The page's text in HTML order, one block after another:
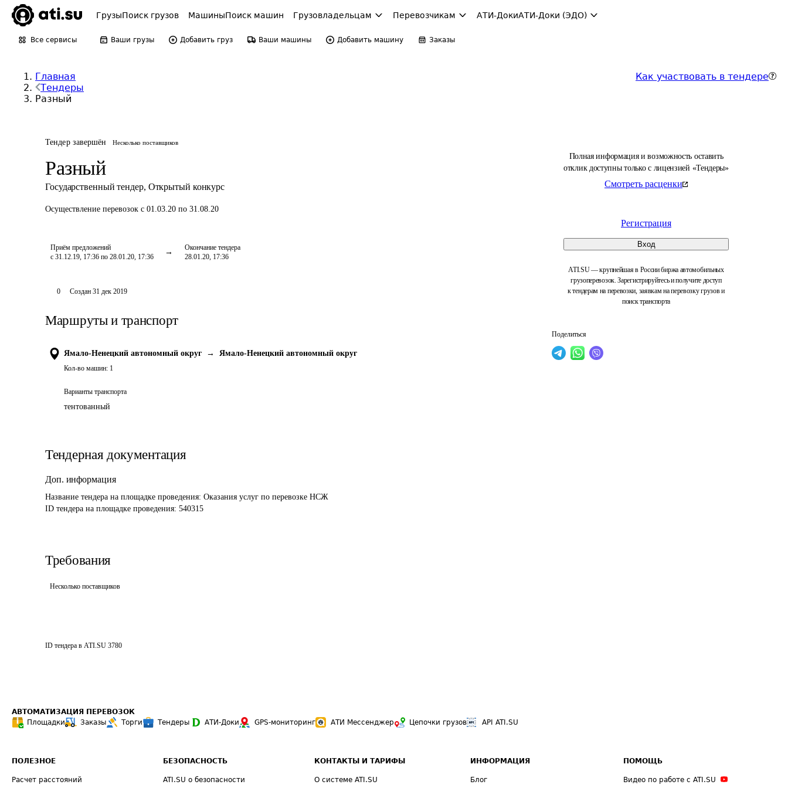
ГрузыПоиск грузов МашиныПоиск машин Грузовладельцам Перевозчикам АТИ-ДокиАТИ-Доки (ЭДО)
Все сервисы Ваши грузы Добавить груз Ваши машины Добавить машину Заказы
Главная
Тендеры
Разный
Как участвовать в тендере
Тендер завершён Несколько поставщиков
Разный
Государственный тендер, Открытый конкурс
Осуществление перевозок с 01.03.20 по 31.08.20
Приём предложений
с 31.12.19, 17:36 по 28.01.20, 17:36
Окончание тендера
28.01.20, 17:36
Полная информация и возможность оставить
отклик доступны только с лицензией «Тендеры»
Смотреть расценки
Регистрация
Вход
ATI.SU — крупнейшая в России биржа автомобильных
грузоперевозок. Зарегистрируйтесь и получите доступ
к тендерам на перевозки, заявкам на перевозку грузов и
поиск транспорта
Поделиться
0 Создан 31 дек 2019
Маршруты и транспорт
Ямало-Ненецкий автономный округ → Ямало-Ненецкий автономный округ
Кол-во машин: 1
Варианты транспорта
тентованный
Тендерная документация
Доп. информация
Название тендера на площадке проведения: Оказания услуг по перевозке НСЖ
ID тендера на площадке проведения: 540315
Требования
Несколько поставщиков
ID тендера в ATI.SU 3780
АВТОМАТИЗАЦИЯ ПЕРЕВОЗОК
Площадки
Заказы Торги Тендеры АТИ-Доки GPS-мониторинг АТИ Мессенджер Цепочки грузов API ATI.SU
ПОЛЕЗНОЕ
Расчет расстояний
БЕЗОПАСНОСТЬ
ATI.SU о безопасности
КОНТАКТЫ И ТАРИФЫ
О системе ATI.SU
ИНФОРМАЦИЯ
Блог
ПОМОЩЬ
Видео по работе с ATI.SU